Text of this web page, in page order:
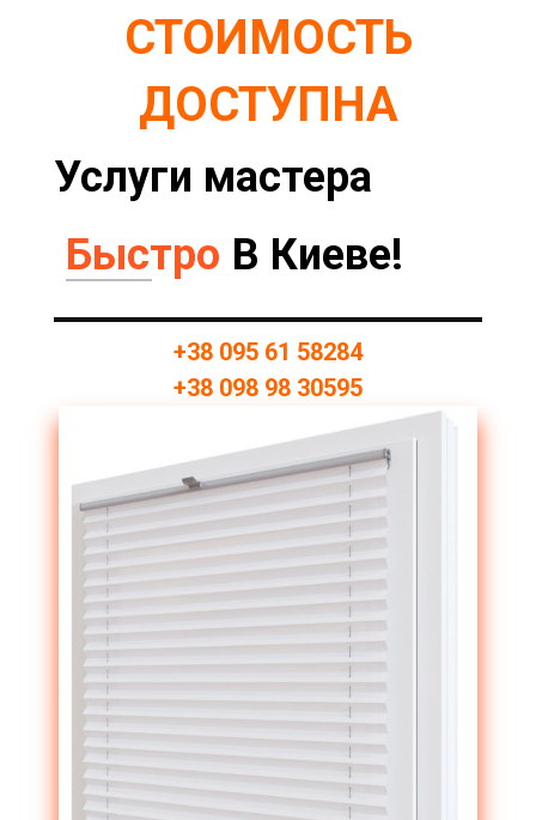
СТОИМОСТЬ
ДОСТУПНА
Услуги мастера
Быстро
Качественно
В Киеве!
+38 095 61 58284
+38 098 98 30595